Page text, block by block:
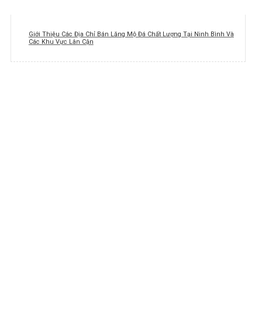
Giới Thiệu Các Địa Chỉ Bán Lăng Mộ Đá Chất Lượng Tại Ninh Bình Và
Các Khu Vực Lân Cận